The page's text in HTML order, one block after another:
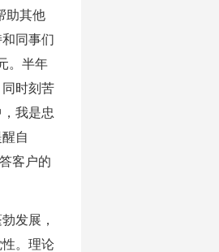
助其他
同事们
。半年
时刻苦
我是忠
自
客户的
发展，
。理论